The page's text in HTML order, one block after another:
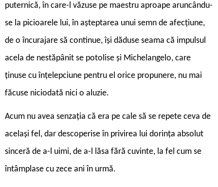
puternică, în care-l văzuse pe maestru aproape aruncându-
se la picioarele lui, în așteptarea unui semn de afecțiune,
de o încurajare să continue, își dăduse seama că impulsul
acela de nestăpânit se potolise și Michelangelo, care
ținuse cu înțelepciune pentru el orice propunere, nu mai
făcuse niciodată nici o aluzie.
Acum nu avea senzația că era pe cale să se repete ceva de
același fel, dar descoperise în privirea lui dorința absolut
sinceră de a-l uimi, de a-l lăsa fără cuvinte, la fel cum se
întâmplase cu zece ani în urmă.